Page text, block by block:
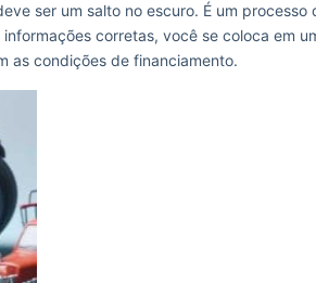
ser um salto no escuro. É um processo
corretas, você se coloca em
as condições de financiamento.